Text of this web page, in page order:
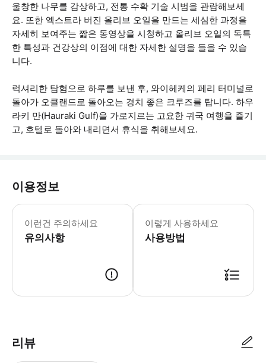
울창한 나무를 감상하고, 전통 수확 기술 시범을 관람해보세
요. 또한 엑스트라 버진 올리브 오일을 만드는 세심한 과정을
자세히 보여주는 짧은 동영상을 시청하고 올리브 오일의 독특
한 특성과 건강상의 이점에 대한 자세한 설명을 들을 수 있습
니다.
럭셔리한 탐험으로 하루를 보낸 후, 와이헤케의 페리 터미널로
돌아가 오클랜드로 돌아오는 경치 좋은 크루즈를 탑니다. 하우
라키 만(Hauraki Gulf)을 가로지르는 고요한 귀국 여행을 즐기
고, 호텔로 돌아와 내리면서 휴식을 취해보세요.
이용정보
이런건 주의하세요
유의사항
투어 진행에 요구되는 최소 참가 인원
이렇게 사용하세요
사용방법
리뷰